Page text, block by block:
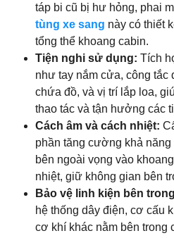
táp bi cũ bị hư hỏng, phai
tùng xe sang này có thiết
tổng thể khoang cabin.
Tiện nghi sử dụng: Tích
như tay nắm cửa, công tắc
chứa đồ, và vị trí lắp loa,
thao tác và tận hưởng các
Cách âm và cách nhiệt:
phần tăng cường khả
bên ngoài vọng vào
nhiệt, giữ không gian bên
Bảo vệ linh kiện bên
hệ thống dây điện, cơ cấu
cơ khí khác nằm bên trong